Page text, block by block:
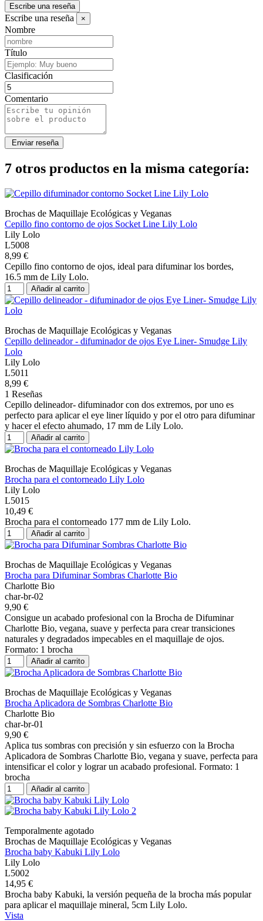
Escribe una reseña
Escribe una reseña ×
Nombre
Título
Clasificación
Comentario
7 otros productos en la misma categoría:
Brochas de Maquillaje Ecológicas y Veganas
Cepillo fino contorno de ojos Socket Line Lily Lolo
Lily Lolo
L5008
8,99 €
Cepillo fino contorno de ojos, ideal para difuminar los bordes,
16.5 mm de Lily Lolo.
Añadir al carrito
Brochas de Maquillaje Ecológicas y Veganas
Cepillo delineador - difuminador de ojos Eye Liner- Smudge Lily
Lolo
Lily Lolo
L5011
8,99 €
1 Reseñas
Cepillo delineador- difuminador con dos extremos, por uno es
perfecto para aplicar el eye liner líquido y por el otro para difuminar
y hacer el efecto ahumado, 17 mm de Lily Lolo.
Añadir al carrito
Brochas de Maquillaje Ecológicas y Veganas
Brocha para el contorneado Lily Lolo
Lily Lolo
L5015
10,49 €
Brocha para el contorneado 177 mm de Lily Lolo.
Añadir al carrito
Brochas de Maquillaje Ecológicas y Veganas
Brocha para Difuminar Sombras Charlotte Bio
Charlotte Bio
char-br-02
9,90 €
Consigue un acabado profesional con la Brocha de Difuminar
Charlotte Bio, vegana, suave y perfecta para crear transiciones
naturales y degradados impecables en el maquillaje de ojos.
Formato: 1 brocha
Añadir al carrito
Brochas de Maquillaje Ecológicas y Veganas
Brocha Aplicadora de Sombras Charlotte Bio
Charlotte Bio
char-br-01
9,90 €
Aplica tus sombras con precisión y sin esfuerzo con la Brocha
Aplicadora de Sombras Charlotte Bio, vegana y suave, perfecta para
intensificar el color y lograr un acabado profesional. Formato: 1
brocha
Añadir al carrito
Temporalmente agotado
Brochas de Maquillaje Ecológicas y Veganas
Brocha baby Kabuki Lily Lolo
Lily Lolo
L5002
14,95 €
Brocha baby Kabuki, la versión pequeña de la brocha más popular
para aplicar el maquillaje mineral, 5cm Lily Lolo.
Vista